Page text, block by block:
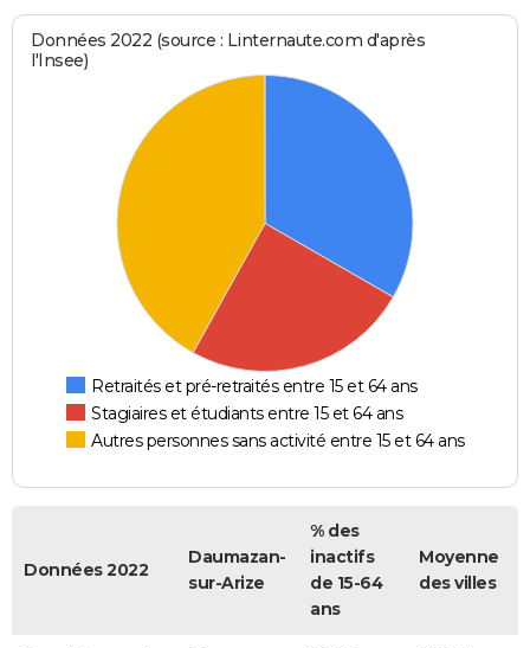
Données 2022 (source : Linternaute.com d'après
l'Insee)
Retraités et pré-retraités entre 15 et 64 ans
Stagiaires et étudiants entre 15 et 64 ans
Autres personnes sans activité entre 15 et 64 ans
Données 2022
Daumazan-
sur-Arize
% des
inactifs
de 15-64
ans
Moyenne
des villes